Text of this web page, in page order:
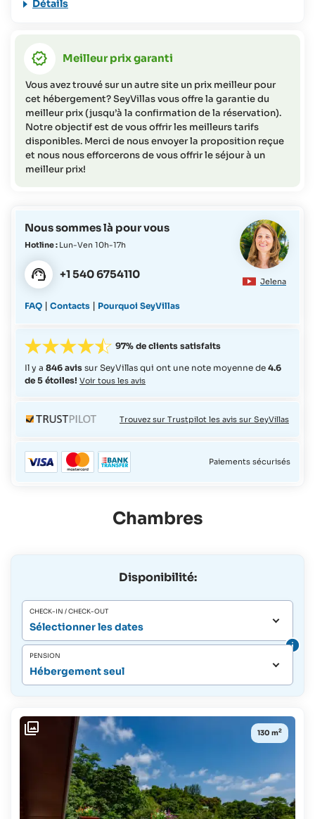
Cette offre de voyage ne convient pas aux personnes à
mobilité réduite (veuillez contacter SeyVillas pour plus
d'informations).
Détails
Meilleur prix garanti
Vous avez trouvé sur un autre site un prix meilleur pour
cet hébergement? SeyVillas vous offre la garantie du
meilleur prix (jusqu’à la confirmation de la réservation).
Notre objectif est de vous offrir les meilleurs tarifs
disponibles. Merci de nous envoyer la proposition reçue
et nous nous efforcerons de vous offrir le séjour à un
meilleur prix!
Jelena
Nous sommes là pour vous
Hotline : Lun-Ven 10h-17h
+1 540 6754110
FAQ |Contacts | Pourquoi SeyVillas
97% de clients satisfaits
Il y a846 avissur SeyVillas qui ont une note moyenne de4.6
de 5 étoiles! Voir tous les avis
Trouvez sur Trustpilot les avis sur SeyVillas
Paiements sécurisés
Chambres
Disponibilité:
CHECK-IN / CHECK-OUT
Sélectionner les dates
PENSION
Hébergement seul
130 m2